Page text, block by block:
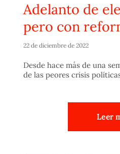
Adelanto de
pero con
22 de diciembre de 2022
Desde hace más de una
de las peores crisis
Leer